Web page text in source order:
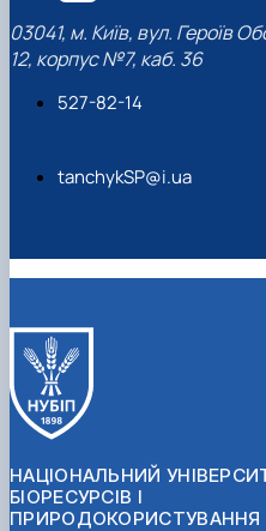
03041, м. Київ, вул. Героїв
12, корпус №7, каб. 36
527-82-14
tanchykSP@i.ua
НАЦІОНАЛЬНИЙ
БІОРЕСУРСІВ І
ПРИРОДОКОРИСТУВАННЯ